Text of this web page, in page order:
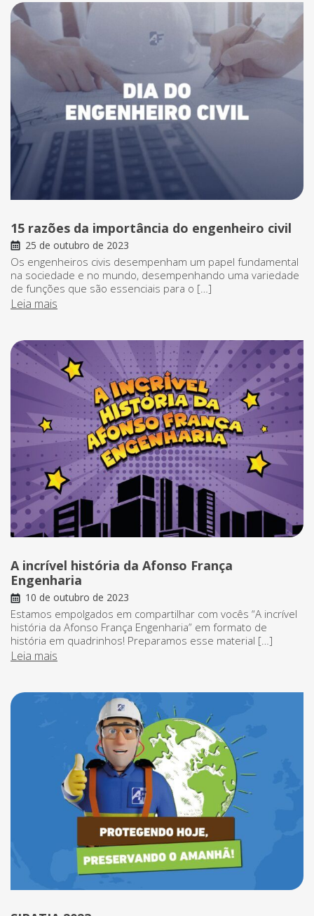
15 razões da importância do engenheiro civil
25 de outubro de 2023
Os engenheiros civis desempenham um papel fundamental
na sociedade e no mundo, desempenhando uma variedade
de funções que são essenciais para o […]
Leia mais
A incrível história da Afonso França
Engenharia
10 de outubro de 2023
Estamos empolgados em compartilhar com vocês “A incrível
história da Afonso França Engenharia” em formato de
história em quadrinhos! Preparamos esse material […]
Leia mais